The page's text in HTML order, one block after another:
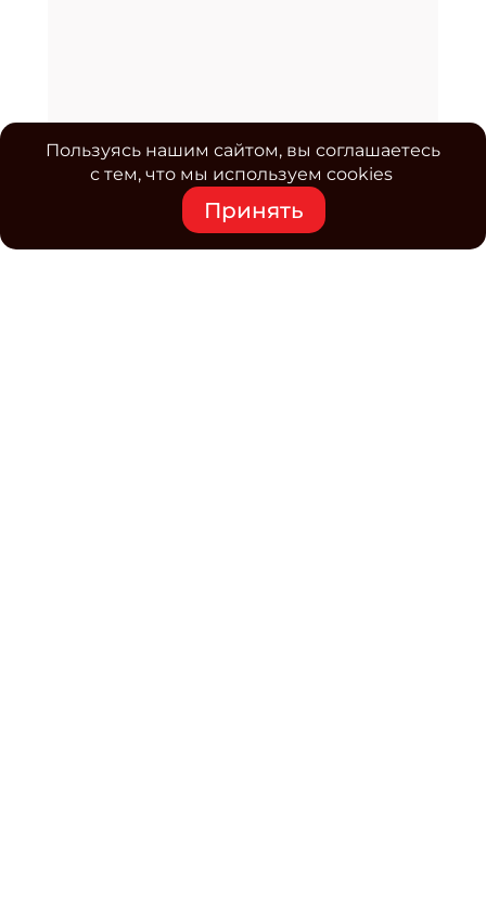
Пользуясь нашим сайтом, вы соглашаетесь
с тем, что мы используем cookies
Принять